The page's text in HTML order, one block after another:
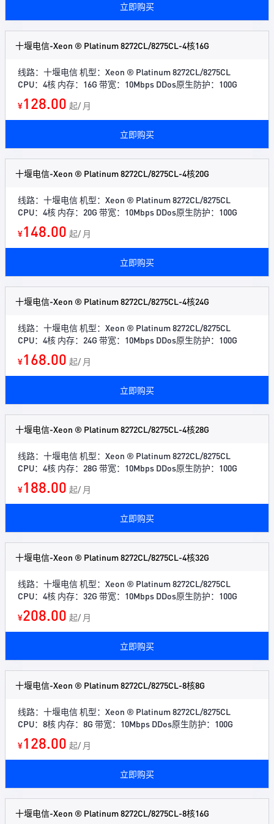
立即购买
十堰电信-Xeon ® Platinum 8272CL/8275CL-4核16G
线路：十堰电信 机型：Xeon ® Platinum 8272CL/8275CL
CPU：4核 内存：16G 带宽：10Mbps DDos原生防护：100G
¥128.00 起/ 月
立即购买
十堰电信-Xeon ® Platinum 8272CL/8275CL-4核20G
线路：十堰电信 机型：Xeon ® Platinum 8272CL/8275CL
CPU：4核 内存：20G 带宽：10Mbps DDos原生防护：100G
¥148.00 起/ 月
立即购买
十堰电信-Xeon ® Platinum 8272CL/8275CL-4核24G
线路：十堰电信 机型：Xeon ® Platinum 8272CL/8275CL
CPU：4核 内存：24G 带宽：10Mbps DDos原生防护：100G
¥168.00 起/ 月
立即购买
十堰电信-Xeon ® Platinum 8272CL/8275CL-4核28G
线路：十堰电信 机型：Xeon ® Platinum 8272CL/8275CL
CPU：4核 内存：28G 带宽：10Mbps DDos原生防护：100G
¥188.00 起/ 月
立即购买
十堰电信-Xeon ® Platinum 8272CL/8275CL-4核32G
线路：十堰电信 机型：Xeon ® Platinum 8272CL/8275CL
CPU：4核 内存：32G 带宽：10Mbps DDos原生防护：100G
¥208.00 起/ 月
立即购买
十堰电信-Xeon ® Platinum 8272CL/8275CL-8核8G
线路：十堰电信 机型：Xeon ® Platinum 8272CL/8275CL
CPU：8核 内存：8G 带宽：10Mbps DDos原生防护：100G
¥128.00 起/ 月
立即购买
十堰电信-Xeon ® Platinum 8272CL/8275CL-8核16G